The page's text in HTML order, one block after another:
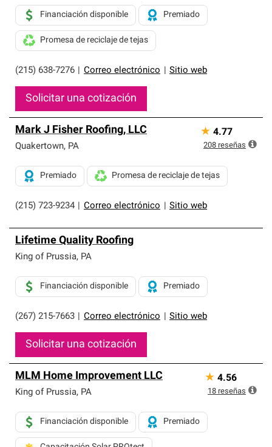
(215) 638-7276 Correo electrónico Sitio web
Financiación disponible Premiado
Promesa de reciclaje de tejas
Solicitar una cotización
Mark J Fisher Roofing, LLC
Quakertown, PA
(215) 723-9234 Correo electrónico Sitio web
Premiado Promesa de reciclaje de tejas
★ 4.77
208 reseñas
Lifetime Quality Roofing
King of Prussia, PA
(267) 215-7663 Correo electrónico Sitio web
Financiación disponible Premiado
Solicitar una cotización
MLM Home Improvement LLC
King of Prussia, PA
Financiación disponible Premiado
★ 4.56
18 reseñas